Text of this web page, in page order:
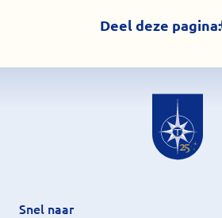
Deel deze pagina:
Snel naar